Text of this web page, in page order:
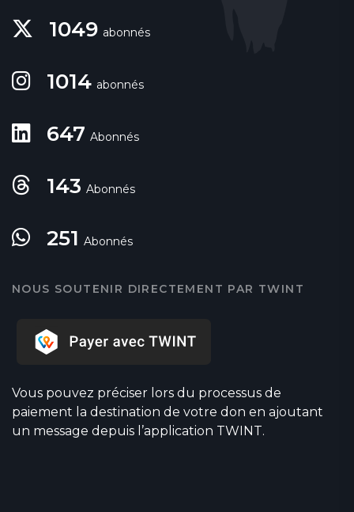
1049 abonnés
1014 abonnés
647 Abonnés
143 Abonnés
251 Abonnés
NOUS SOUTENIR DIRECTEMENT PAR TWINT
Vous pouvez préciser lors du processus de
paiement la destination de votre don en ajoutant
un message depuis l’application TWINT.